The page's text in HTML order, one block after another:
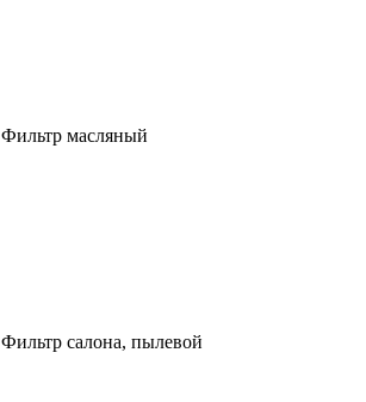
Фильтр масляный
Фильтр салона, пылевой